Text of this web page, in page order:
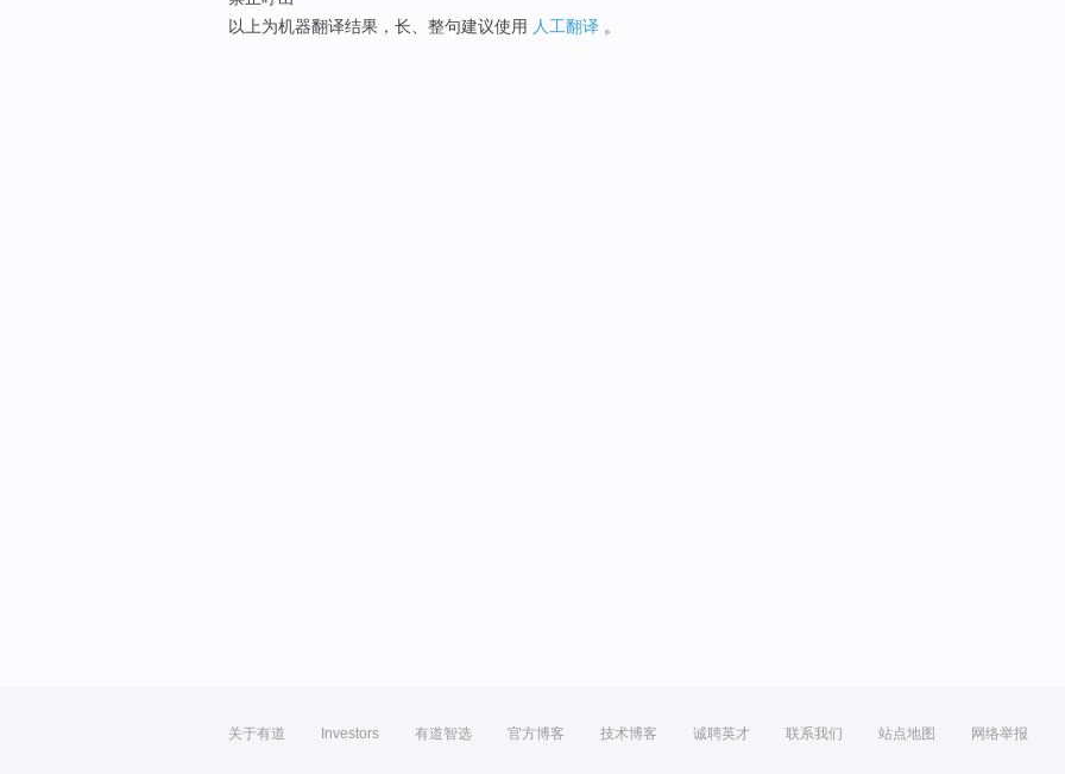
以上为机器翻译结果，长、整句建议使用 人工翻译 。
关于有道 Investors 有道智选 官方博客 技术博客 诚聘英才 联系我们 站点地图 网络举报